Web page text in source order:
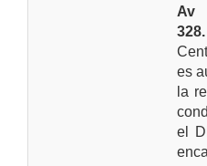
Av
es
la
el